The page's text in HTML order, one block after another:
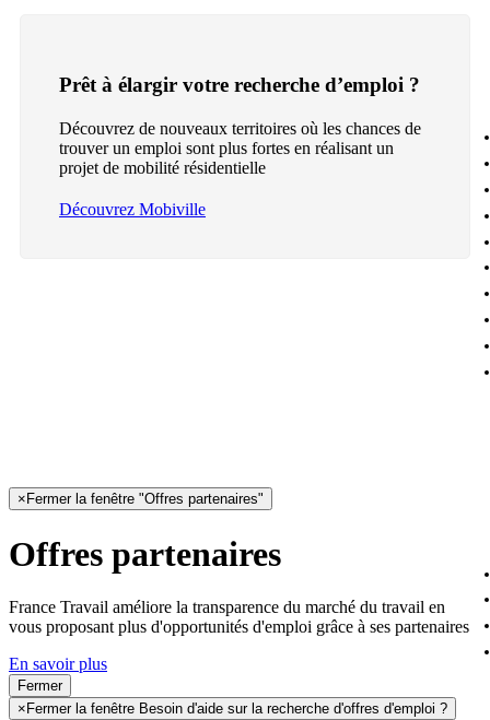
Prêt à élargir votre recherche d’emploi ?
Découvrez de nouveaux territoires où les chances de
trouver un emploi sont plus fortes en réalisant un
projet de mobilité résidentielle
Découvrez Mobiville
× Fermer la fenêtre "Offres partenaires"
Offres partenaires
France Travail améliore la transparence du marché du travail en
vous proposant plus d'opportunités d'emploi grâce à ses partenaires
En savoir plus
Fermer
× Fermer la fenêtre Besoin d'aide sur la recherche d'offres d'emploi ?